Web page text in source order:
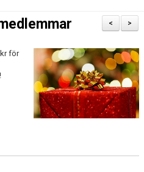
>
<
för